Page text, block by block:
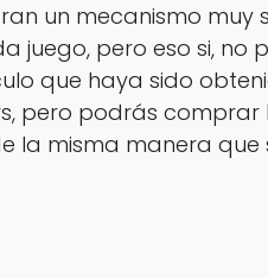
un mecanismo muy
juego, pero eso si, no
que haya sido
pero podrás comprar
la misma manera